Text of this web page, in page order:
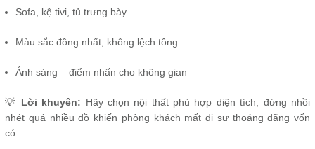
Sofa, kệ tivi, tủ trưng bày
Màu sắc đồng nhất, không lệch tông
Ánh sáng – điểm nhấn cho không gian
💡 Lời khuyên: Hãy chọn nội thất phù hợp diện tích, đừng nhồi
nhét quá nhiều đồ khiến phòng khách mất đi sự thoáng đãng vốn
có.